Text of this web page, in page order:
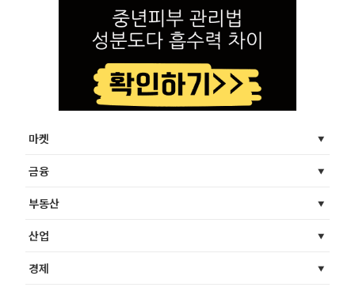
마켓
금융
부동산
산업
경제